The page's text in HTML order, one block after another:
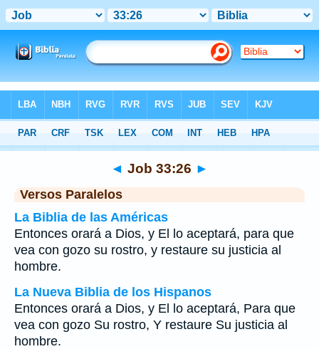
>Job> Capítulo 33 > Verso 26
◄ Job 33:26 ►
Versos Paralelos
La Biblia de las Américas
Entonces orará a Dios, y El lo aceptará, para que
vea con gozo su rostro, y restaure su justicia al
hombre.
La Nueva Biblia de los Hispanos
Entonces orará a Dios, y El lo aceptará, Para que
vea con gozo Su rostro, Y restaure Su justicia al
hombre.